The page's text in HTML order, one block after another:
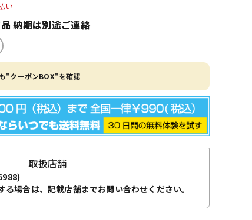
い
納期は別途ご連絡
"クーポンBOX"を確認
取扱店舗
場合は、記載店舗までお問い合わせください。